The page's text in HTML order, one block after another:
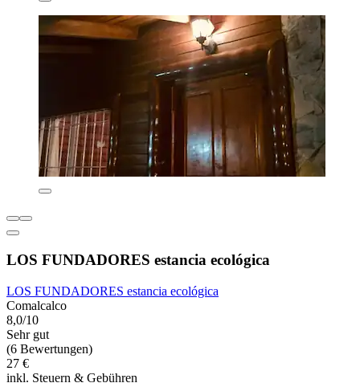
LOS FUNDADORES estancia ecológica
LOS FUNDADORES estancia ecológica
Comalcalco
8,0/10
Sehr gut
(6 Bewertungen)
27 €
inkl. Steuern & Gebühren